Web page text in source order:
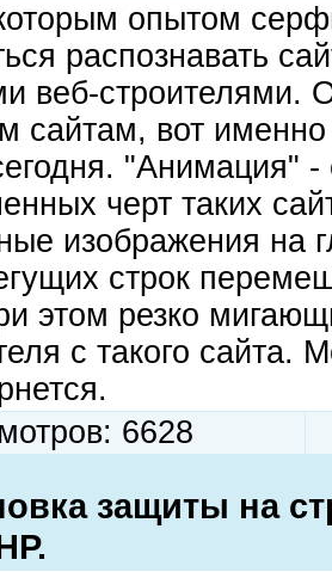
опытом
распознавать
веб-строителями.
сайтам, вот
"Анимация"
черт таких
изображения на
строк
этом резко
с такого
6628
защиты на